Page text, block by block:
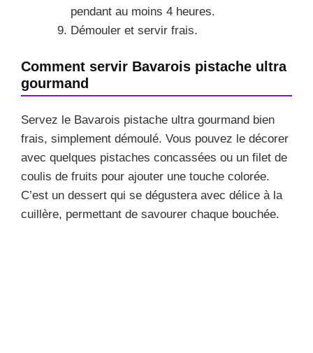
pendant au moins 4 heures.
Démouler et servir frais.
Comment servir Bavarois pistache ultra
gourmand
Servez le Bavarois pistache ultra gourmand bien
frais, simplement démoulé. Vous pouvez le décorer
avec quelques pistaches concassées ou un filet de
coulis de fruits pour ajouter une touche colorée.
C’est un dessert qui se dégustera avec délice à la
cuillère, permettant de savourer chaque bouchée.